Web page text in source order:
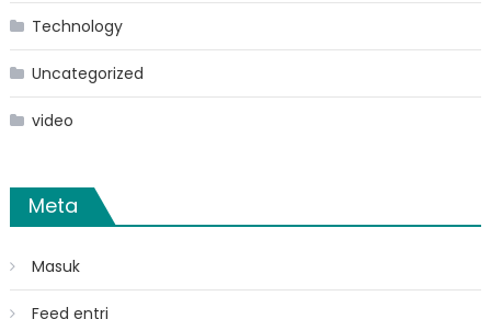
Technology
Uncategorized
video
Meta
Masuk
Feed entri